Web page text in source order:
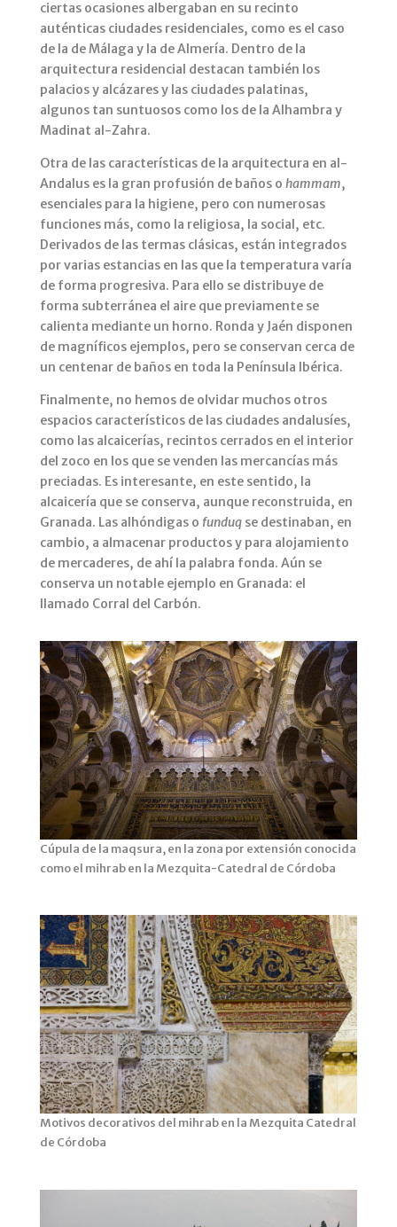
ciertas ocasiones albergaban en su recinto
auténticas ciudades residenciales, como es el caso
de la de Málaga y la de Almería. Dentro de la
arquitectura residencial destacan también los
palacios y alcázares y las ciudades palatinas,
algunos tan suntuosos como los de la Alhambra y
Madinat al-Zahra.
Otra de las características de la arquitectura en al-
Andalus es la gran profusión de baños o hammam,
esenciales para la higiene, pero con numerosas
funciones más, como la religiosa, la social, etc.
Derivados de las termas clásicas, están integrados
por varias estancias en las que la temperatura varía
de forma progresiva. Para ello se distribuye de
forma subterránea el aire que previamente se
calienta mediante un horno. Ronda y Jaén disponen
de magníficos ejemplos, pero se conservan cerca de
un centenar de baños en toda la Península Ibérica.
Finalmente, no hemos de olvidar muchos otros
espacios característicos de las ciudades andalusíes,
como las alcaicerías, recintos cerrados en el interior
del zoco en los que se venden las mercancías más
preciadas. Es interesante, en este sentido, la
alcaicería que se conserva, aunque reconstruida, en
Granada. Las alhóndigas o funduqse destinaban, en
cambio, a almacenar productos y para alojamiento
de mercaderes, de ahí la palabra fonda. Aún se
conserva un notable ejemplo en Granada: el
llamado Corral del Carbón.
Cúpula de la maqsura, en la zona por extensión conocida
como el mihrab en la Mezquita-Catedral de Córdoba
Motivos decorativos del mihrab en la Mezquita Catedral
de Córdoba